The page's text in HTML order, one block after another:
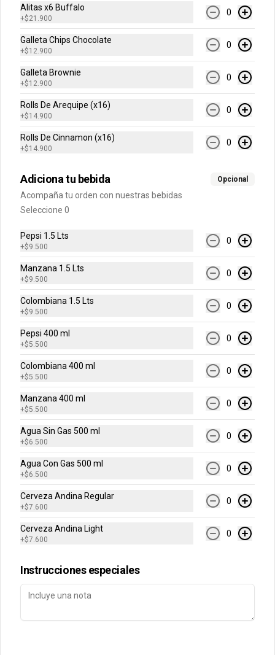
H20 500 ml
Sabores Limonata, Lima Limón,
$6.500
Sabores Mora, Mango, Naranja Piña o
Frutas Tropicales.
Conócenos
Contacto
Términos y condiciones
Política de privacidad
Redes sociales
Instagram
Mi cuenta
Iniciar sesión
Alitas x6 Buffalo
+$21.900
0
Galleta Chips Chocolate
+$12.900
0
Galleta Brownie
+$12.900
0
Rolls De Arequipe (x16)
+$14.900
0
Rolls De Cinnamon (x16)
+$14.900
0
Adiciona tu bebida Opcional
Acompaña tu orden con nuestras bebidas
Seleccione 0
Pepsi 1.5 Lts
+$9.500
0
Manzana 1.5 Lts
+$9.500
0
Colombiana 1.5 Lts
+$9.500
0
Pepsi 400 ml
+$5.500
0
Colombiana 400 ml
+$5.500
0
Manzana 400 ml
+$5.500
0
Agua Sin Gas 500 ml
+$6.500
0
Agua Con Gas 500 ml
+$6.500
0
Cerveza Andina Regular
+$7.600
0
Cerveza Andina Light
+$7.600
0
Instrucciones especiales